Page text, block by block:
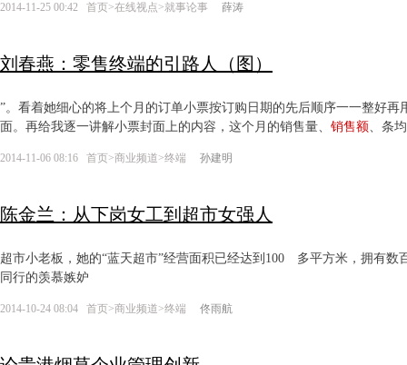
2014-11-25 00:42 首页>在线视点>就事论事 薛涛
刘春燕：零售终端的引路人（图）
”。看着她细心的将上个月的订单小票按订购日期的先后顺序一一整好
面。再给我逐一讲解小票封面上的内容，这个月的销售量、 销售额、条
2014-11-06 08:16 首页>商业频道>终端 孙建明
陈金兰：从下岗女工到超市女强人
超市小老板，她的“蓝天超市”经营面积已经达到100 多平方米，拥有数
同行的羡慕嫉妒
2014-10-24 08:04 首页>商业频道>终端 佟雨航